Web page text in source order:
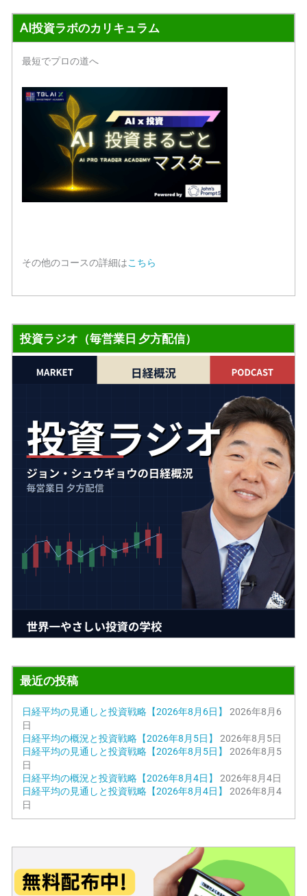
AI投資ラボのカリキュラム
最短でプロの道へ
その他のコースの詳細はこちら
投資ラジオ（毎営業日 夕方配信）
最近の投稿
日経平均の見通しと投資戦略【2026年8月6日】
2026年8月6
日
日経平均の概況と投資戦略【2026年8月5日】
2026年8月5日
日経平均の見通しと投資戦略【2026年8月5日】
2026年8月5
日
日経平均の概況と投資戦略【2026年8月4日】
2026年8月4日
日経平均の見通しと投資戦略【2026年8月4日】
2026年8月4
日